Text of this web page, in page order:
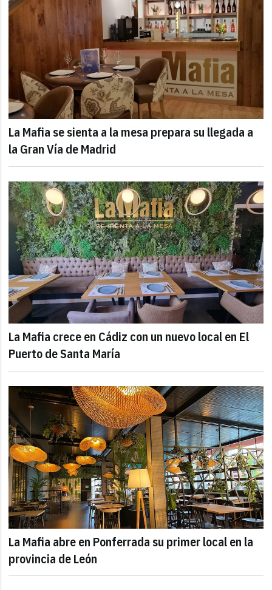
La Mafia se sienta a la mesa prepara su llegada a
la Gran Vía de Madrid
La Mafia crece en Cádiz con un nuevo local en El
Puerto de Santa María
La Mafia abre en Ponferrada su primer local en la
provincia de León